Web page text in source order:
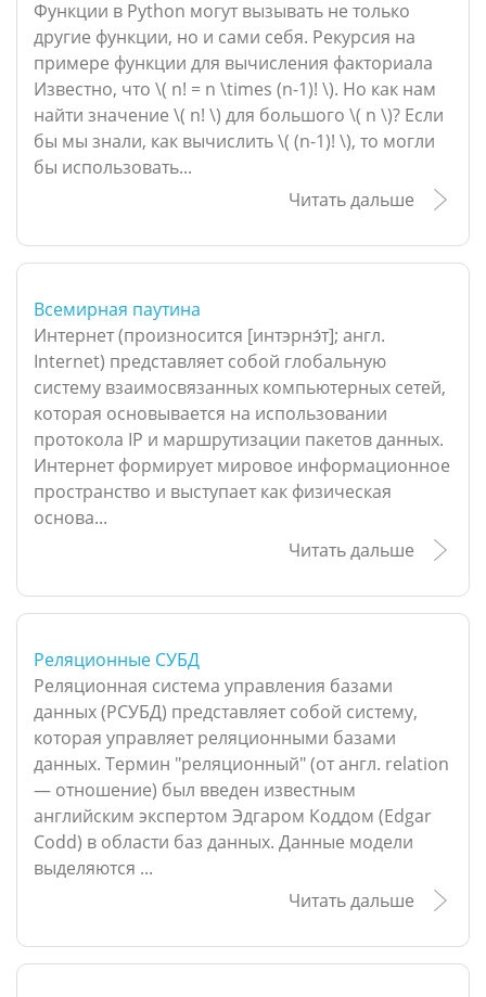
Функции в Python могут вызывать не только
другие функции, но и сами себя. Рекурсия на
примере функции для вычисления факториала
Известно, что \( n! = n \times (n-1)! \). Но как нам
найти значение \( n! \) для большого \( n \)? Если
бы мы знали, как вычислить \( (n-1)! \), то могли
бы использовать...
Читать дальше
Всемирная паутина
Интернет (произносится [интэрнэ́т]; англ.
Internet) представляет собой глобальную
систему взаимосвязанных компьютерных сетей,
которая основывается на использовании
протокола IP и маршрутизации пакетов данных.
Интернет формирует мировое информационное
пространство и выступает как физическая
основа...
Читать дальше
Реляционные СУБД
Реляционная система управления базами
данных (РСУБД) представляет собой систему,
которая управляет реляционными базами
данных. Термин "реляционный" (от англ. relation
— отношение) был введен известным
английским экспертом Эдгаром Коддом (Edgar
Codd) в области баз данных. Данные модели
выделяются ...
Читать дальше